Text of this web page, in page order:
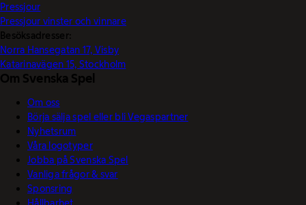
Pressjour
Pressjour vinster och vinnare
Besöksadresser:
Norra Hansegatan 17, Visby
Katarinavägen 15, Stockholm
Om Svenska Spel
Om oss
Börja sälja spel eller bli Vegaspartner
Nyhetsrum
Våra logotyper
Jobba på Svenska Spel
Vanliga frågor & svar
Sponsring